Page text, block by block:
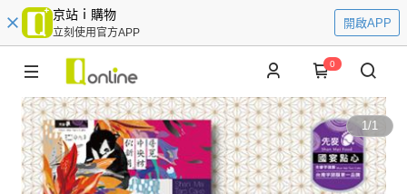
京站ｉ購物
立刻使用官方APP
開啟APP
0
1/1